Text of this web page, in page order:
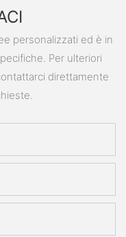
personalizzati ed è in
Per ulteriori
direttamente